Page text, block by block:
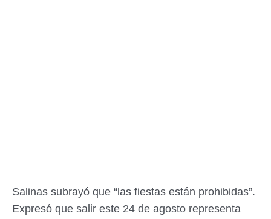
Salinas subrayó que “las fiestas están prohibidas”.
Expresó que salir este 24 de agosto representa